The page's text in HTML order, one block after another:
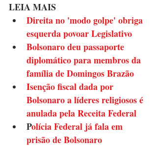
LEIA MAIS
Direita no 'modo golpe' obriga
esquerda povoar Legislativo
Bolsonaro deu passaporte
diplomático para membros da
família de Domingos Brazão
Isenção fiscal dada por
Bolsonaro a líderes religiosos é
anulada pela Receita Federal
Polícia Federal já fala em
prisão de Bolsonaro